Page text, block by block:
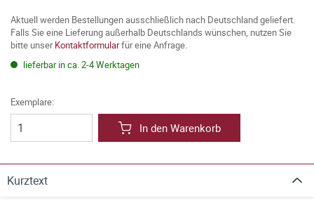
Aktuell werden Bestellungen ausschließlich nach Deutschland geliefert.
Falls Sie eine Lieferung außerhalb Deutschlands wünschen, nutzen Sie
bitte unserKontaktformularfür eine Anfrage.
lieferbar in ca. 2-4 Werktagen
Exemplare:
In den Warenkorb
Kurztext